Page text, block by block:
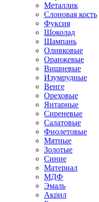
Металлик
Слоновая кость
Фуксия
Шоколад
Шампань
Оливковые
Оранжевые
Вишневые
Изумрудные
Венге
Ореховые
Янтарные
Сиреневые
Салатовые
Фиолетовые
Мятные
Золотые
Синие
Материал
МДФ
Эмаль
Акрил